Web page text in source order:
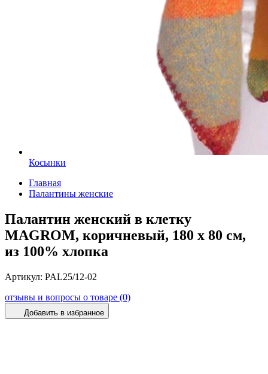
Косынки
Главная
Палантины женские
Палантин женский в клетку
MAGROM, коричневый, 180 х 80 см,
из 100% хлопка
Артикул: PAL25/12-02
отзывы и вопросы о товаре (0)
Добавить в избранное